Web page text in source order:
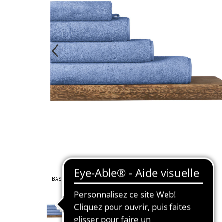
BASIC